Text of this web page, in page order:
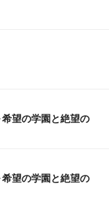
望の学園と絶望の
望の学園と絶望の